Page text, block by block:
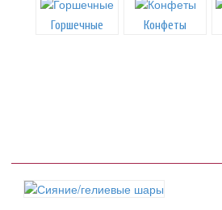
Горшечные Конфеты